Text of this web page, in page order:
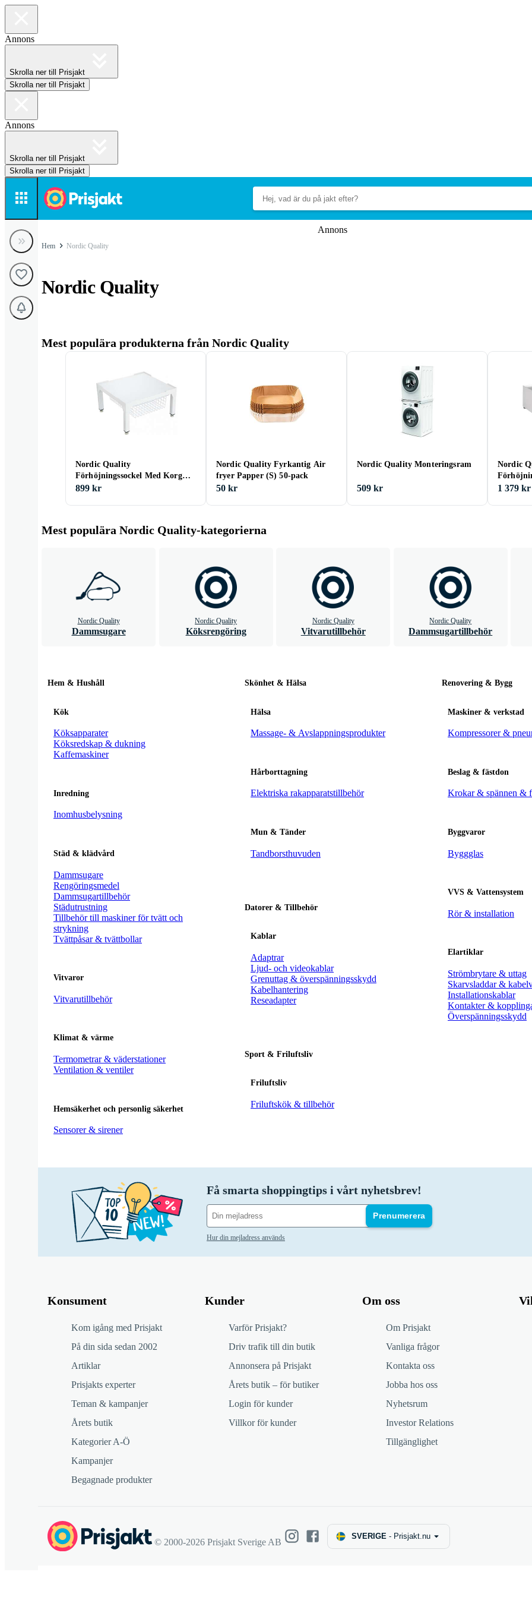
Annons
Skrolla ner till Prisjakt
Skrolla ner till Prisjakt
Annons
Skrolla ner till Prisjakt
Skrolla ner till Prisjakt
Annons
Hem Nordic Quality
Nordic Quality
Mest populära produkterna från Nordic Quality
Nordic Quality
Förhöjningssockel Med Korg
O352135
899 kr
Nordic Quality Fyrkantig Air
fryer Papper (S) 50-pack
50 kr
Nordic Quality Monteringsram
509 kr
Nordic
1 379 kr
Mest populära Nordic Quality-kategorierna
Nordic Quality
Dammsugare
Nordic Quality
Köksrengöring
Nordic Quality
Vitvarutillbehör
Nordic Quality
Dammsugartillbehör
Hem & Hushåll
Kök
Köksapparater
Köksredskap & dukning
Kaffemaskiner
Inredning
Inomhusbelysning
Städ & klädvård
Dammsugare
Rengöringsmedel
Dammsugartillbehör
Städutrustning
Tillbehör till maskiner för tvätt och
strykning
Tvättpåsar & tvättbollar
Vitvaror
Vitvarutillbehör
Klimat & värme
Termometrar & väderstationer
Ventilation & ventiler
Hemsäkerhet och personlig säkerhet
Sensorer & sirener
Skönhet & Hälsa
Hälsa
Massage- & Avslappningsprodukter
Hårborttagning
Elektriska rakapparatstillbehör
Mun & Tänder
Tandborsthuvuden
Datorer & Tillbehör
Kablar
Adaptrar
Ljud- och videokablar
Grenuttag & överspänningsskydd
Kabelhantering
Reseadapter
Sport & Friluftsliv
Friluftsliv
Friluftskök & tillbehör
Renovering & Bygg
Maskiner & verkstad
Kompressorer &
Beslag & fästdon
Krokar & spännen &
Byggvaror
Byggglas
VVS & Vattensystem
Rör & installation
Elartiklar
Strömbrytare & uttag
Skarvsladdar &
Installationskablar
Kontakter &
Överspänningsskydd
Få smarta shoppingtips i vårt nyhetsbrev!
Prenumerera
Hur din mejladress används
Konsument
Kom igång med Prisjakt
På din sida sedan 2002
Artiklar
Prisjakts experter
Teman & kampanjer
Årets butik
Kategorier A-Ö
Kampanjer
Begagnade produkter
Kunder
Varför Prisjakt?
Driv trafik till din butik
Annonsera på Prisjakt
Årets butik – för butiker
Login för kunder
Villkor för kunder
Om oss
Om Prisjakt
Vanliga frågor
Kontakta oss
Jobba hos oss
Nyhetsrum
Investor Relations
Tillgänglighet
© 2000-2026 Prisjakt Sverige AB
SVERIGE - Prisjakt.nu